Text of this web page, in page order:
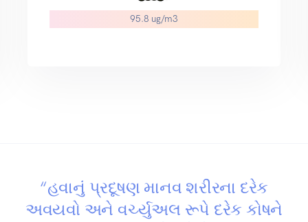
95.8 ug/m3
“હવાનું પ્રદૂષણ માનવ શરીરના દરેક
અવયવો અને વર્ચ્યુઅલ રૂપે દરેક કોષને